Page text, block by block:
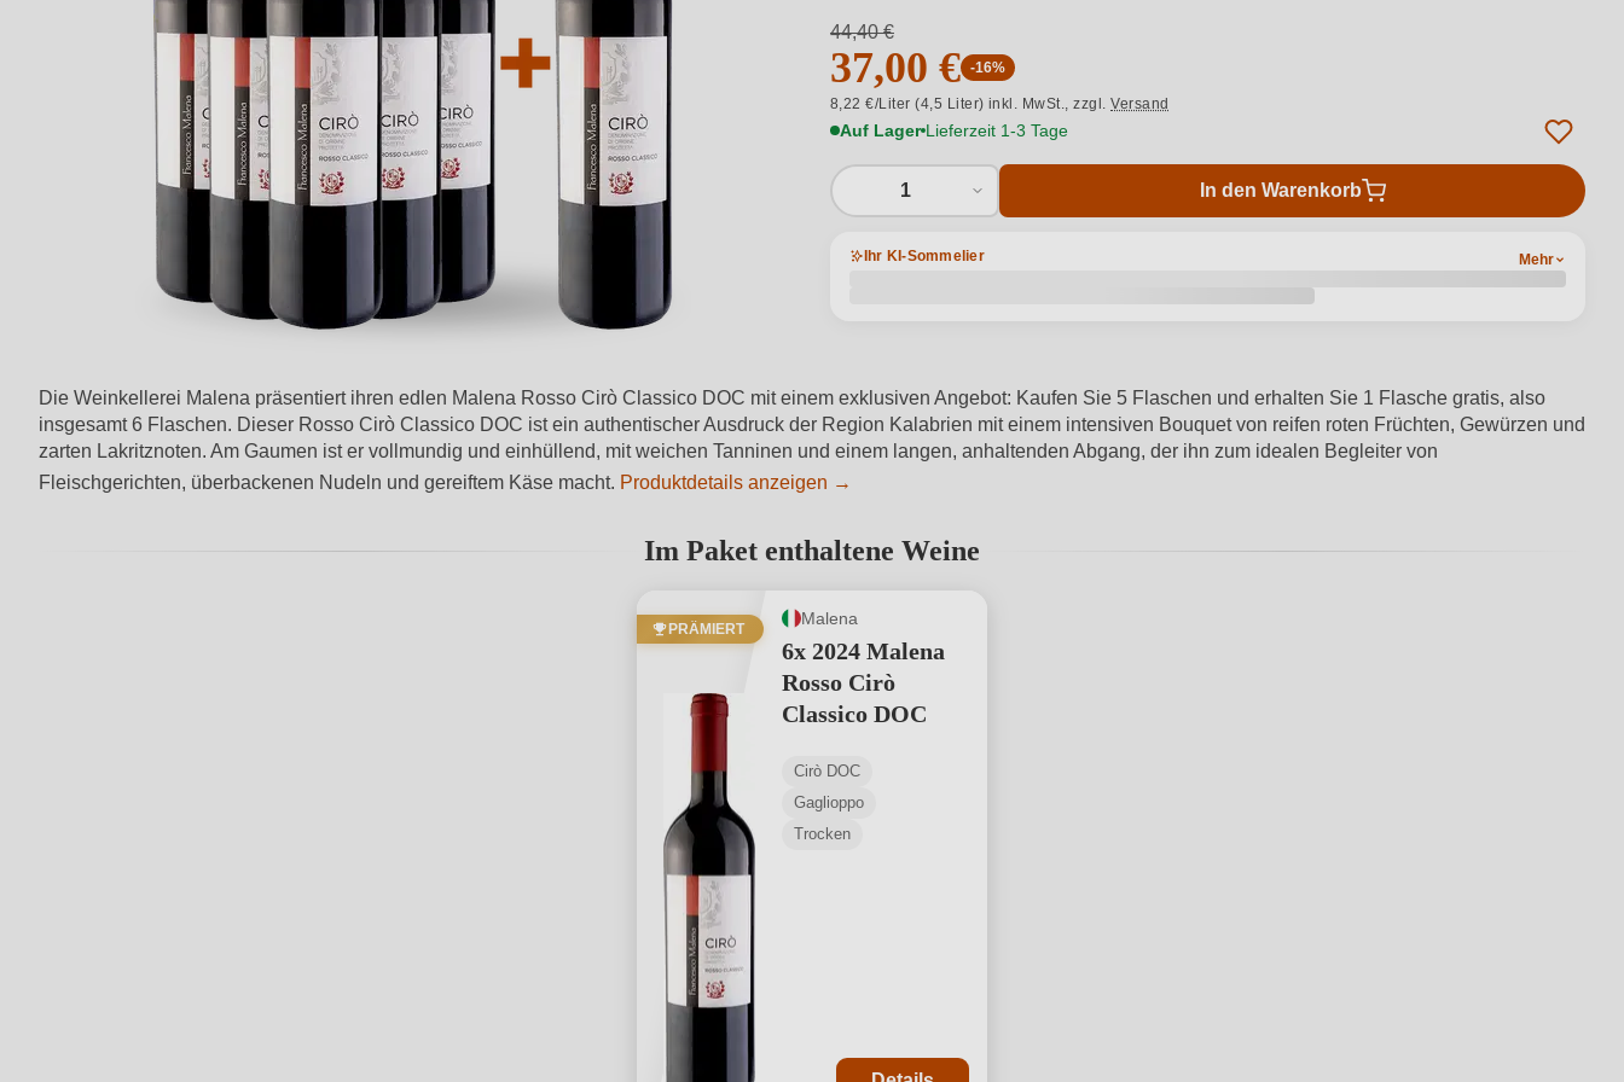
44,40 €
37,00 € -16%
8,22 €/Liter (4,5 Liter) inkl. MwSt.,zzgl.Versand
Auf Lager Lieferzeit 1-3 Tage
1 In den Warenkorb
Ihr KI-Sommelier Mehr
Die Weinkellerei Malena präsentiert ihren edlen Malena Rosso Cirò Classico DOC mit einem exklusiven Angebot: Kaufen Sie 5 Flaschen und erhalten Sie 1 Flasche gratis, also
insgesamt 6 Flaschen. Dieser Rosso Cirò Classico DOC ist ein authentischer Ausdruck der Region Kalabrien mit einem intensiven Bouquet von reifen roten Früchten, Gewürzen und
zarten Lakritznoten. Am Gaumen ist er vollmundig und einhüllend, mit weichen Tanninen und einem langen, anhaltenden Abgang, der ihn zum idealen Begleiter von
Fleischgerichten, überbackenen Nudeln und gereiftem Käse macht. Produktdetails anzeigen →
Im Paket enthaltene Weine
PRÄMIERT
Malena
6x 2024 Malena
Rosso Cirò
Classico DOC
Cirò DOC
Gaglioppo
Trocken